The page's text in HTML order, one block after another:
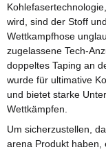
wird, sind der Stoff
Wettkampfhose
zugelassene Tech-
doppeltes Taping an
wurde für ultimative
und bietet starke
Wettkämpfen.
Um sicherzustellen,
arena Produkt haben,